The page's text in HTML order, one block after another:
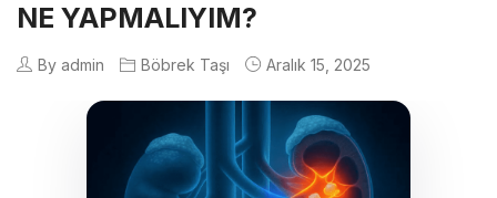
NE YAPMALIYIM?
By admin Böbrek Taşı Aralık 15, 2025